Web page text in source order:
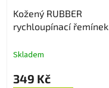
Kožený RUBBER
rychloupínací řemínek
Skladem
349 Kč